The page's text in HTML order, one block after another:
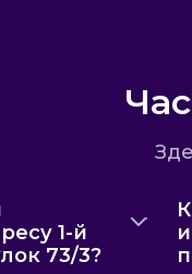
1-й
73/3?